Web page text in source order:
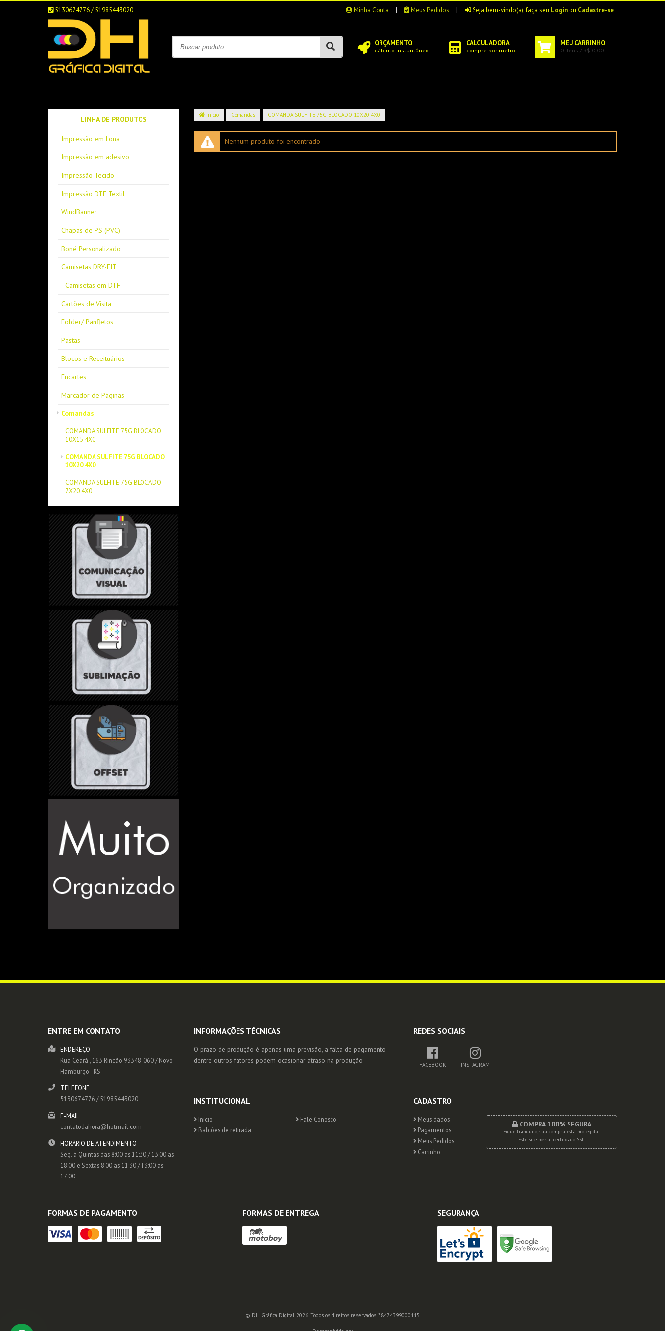
5130674776 / 51985443020 Minha Conta | Meus Pedidos | Seja bem-vindo(a), faça seu Loginou Cadastre-se
ORÇAMENTO
cálculo instantâneo
CALCULADORA
compre por metro
MEU CARRINHO
0 itens / R$ 0,00
LINHA DE PRODUTOS
Impressão em Lona
Impressão em adesivo
Impressão Tecido
Impressão DTF Textil
WindBanner
Chapas de PS (PVC)
Boné Personalizado
Camisetas DRY-FIT
- Camisetas em DTF
Cartões de Visita
Folder/ Panfletos
Pastas
Blocos e Receituários
Encartes
Marcador de Páginas
Comandas
COMANDA SULFITE 75G BLOCADO
10X15 4X0
COMANDA SULFITE 75G BLOCADO
10X20 4X0
COMANDA SULFITE 75G BLOCADO
7X20 4X0
Início Comandas COMANDA SULFITE 75G BLOCADO 10X20 4X0
Nenhum produto foi encontrado
ENTRE EM CONTATO
ENDEREÇO
Rua Ceará , 163 Rincão 93348-060/Novo
Hamburgo - RS
TELEFONE
5130674776 / 51985443020
E-MAIL
contatodahora@hotmail.com
HORÁRIO DE ATENDIMENTO
Seg. á Quintas das 8:00 as 11:30 / 13:00 as
18:00 e Sextas 8:00 as 11:30 / 13:00 as
17:00
INFORMAÇÕES TÉCNICAS
O prazo de produção é apenas uma previsão, a falta de pagamento
dentre outros fatores podem ocasionar atraso na produção
REDES SOCIAIS
FACEBOOK INSTAGRAM
INSTITUCIONAL
Início
Fale Conosco
Balcões de retirada
CADASTRO
Meus dados
Pagamentos
Meus Pedidos
Carrinho
COMPRA 100% SEGURA
Fique tranquilo, sua compra está protegida!
Este site possui certificado SSL
FORMAS DE PAGAMENTO FORMAS DE ENTREGA SEGURANÇA
© DH Gráfica Digital. 2026. Todos os direitos reservados. 38474399000115